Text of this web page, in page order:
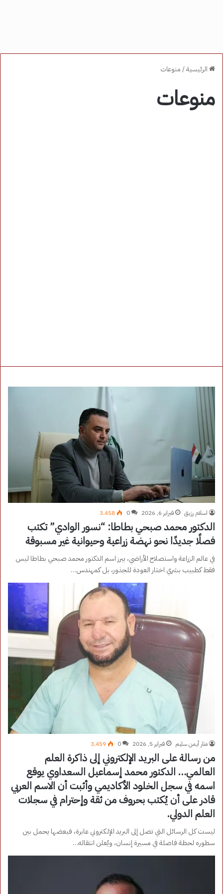
الرئيسية/ منوعات
منوعات
اسلام رزيق فبراير 6, 2026 0 3٬458
الدكتور محمد صبحي بطاطا: “نسور الوادي” تكتب
فصلًا جديدًا نحو نهضة زراعية وحيوانية غير مسبوقة
في عالم الزراعة واستصلاح الأراضي، يبرز اسم الدكتور محمد صبحي بطاطا ليس
فقط كطبيب بشري اختار العودة للجذور، بل كمهندس…
منار أيمن سليم فبراير 5, 2026 0 3٬459
من رسالة على البريد الإلكتروني إلى ذاكرة العلم
العالمي… الدكتور محمد إسماعيل السعداوي يوقع
اسمه في سجل الخلود الأكاديمي وأثبت أن الاسم العربي
قادر على أن يُكتب بحروف من ثقة وإحترام في سجلات
العلم الدولي.
ليست كل الرسائل التي تصل إلى البريد الإلكتروني عابرة، فبعضها يحمل بين
سطوره لحظة فاصلة في مسيرة إنسان، ويُعلن انتقاله…